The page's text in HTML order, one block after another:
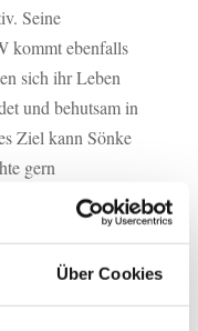
Über Cookies
Seine
kommt ebenfalls
sich ihr Leben
und behutsam in
Ziel kann Sönke
gern
ritt heute zum
Iscayo Dritte. Ihren
seitdem er sieben